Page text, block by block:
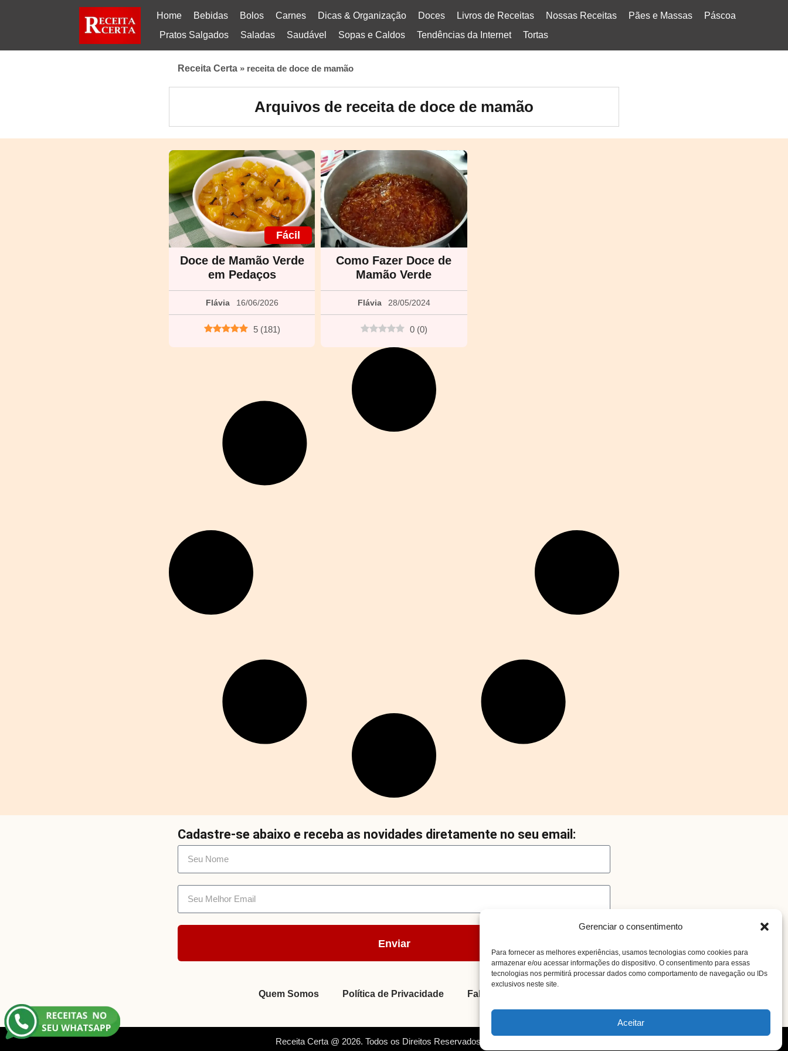
Gerenciar o consentimento
Para fornecer as melhores experiências, usamos tecnologias como cookies para
armazenar e/ou acessar informações do dispositivo. O consentimento para essas
tecnologias nos permitirá processar dados como comportamento de navegação ou IDs
exclusivos neste site.
Aceitar
Home Bebidas Bolos Carnes Dicas & Organização Doces Livros de Receitas Nossas Receitas Pães e Massas
Páscoa
Pratos Salgados
Saladas Saudável Sopas e Caldos Tendências da Internet Tortas
Receita Certa » receita de doce de mamão
Arquivos de receita de doce de mamão
Fácil
Doce de Mamão Verde
em Pedaços
Flávia 16/06/2026
5 (181)
Como Fazer Doce de
Mamão Verde
Flávia 28/05/2024
0 (0)
Cadastre-se abaixo e receba as novidades diretamente no seu email:
Enviar
Quem Somos Política de Privacidade Fale Conosco
Receita Certa @ 2026. Todos os Direitos Reservados. By Müller.